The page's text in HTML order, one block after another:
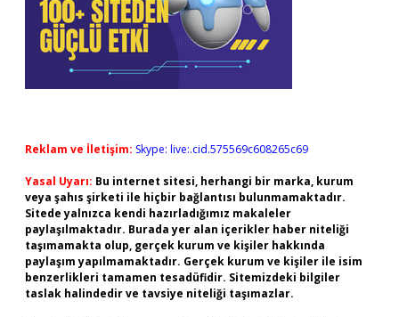
Reklam ve İletişim: Skype: live:.cid.575569c608265c69
Yasal Uyarı: Bu internet sitesi, herhangi bir marka, kurum
veya şahıs şirketi ile hiçbir bağlantısı bulunmamaktadır.
Sitede yalnızca kendi hazırladığımız makaleler
paylaşılmaktadır. Burada yer alan içerikler haber niteliği
taşımamakta olup, gerçek kurum ve kişiler hakkında
paylaşım yapılmamaktadır. Gerçek kurum ve kişiler ile isim
benzerlikleri tamamen tesadüfidir. Sitemizdeki bilgiler
taslak halindedir ve tavsiye niteliği taşımazlar.